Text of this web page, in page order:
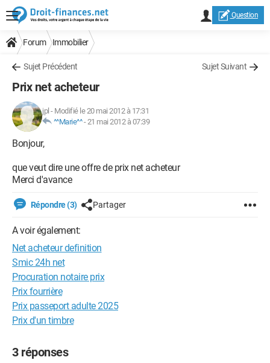
Question
Forum Immobilier
Sujet Précédent Sujet Suivant
Prix net acheteur
jpl - Modifié le 20 mai 2012 à 17:31
^^Marie^^-21 mai 2012 à 07:39
Bonjour,
que veut dire une offre de prix net acheteur
Merci d'avance
Répondre (3) Partager
A voir également:
Net acheteur definition
Smic 24h net
Procuration notaire prix
Prix fourrière
Prix passeport adulte 2025
Prix d'un timbre
3 réponses